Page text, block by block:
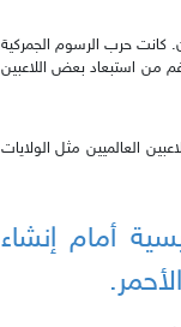
كانت حرب الرسوم الجمركية
من استبعاد بعض اللاعبين
العالميين مثل الولايات
أمام إنشاء